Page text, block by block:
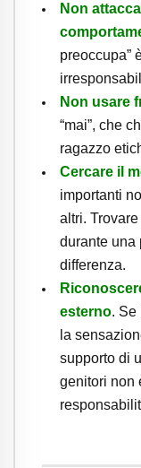
Non
preoccupa”
Non usare
“mai”, che
ragazzo
Cercare il
importanti
altri.
durante una
differenza.
esterno. Se
la
supporto di
genitori non